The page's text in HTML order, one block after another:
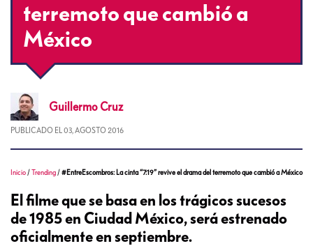
terremoto que cambió a
México
Guillermo Cruz
PUBLICADO EL 03, AGOSTO 2016
Inicio /Trending /#EntreEscombros: La cinta “7:19” revive el drama del terremoto que cambió a México
El filme que se basa en los trágicos sucesos
de 1985 en Ciudad México, será estrenado
oficialmente en septiembre.